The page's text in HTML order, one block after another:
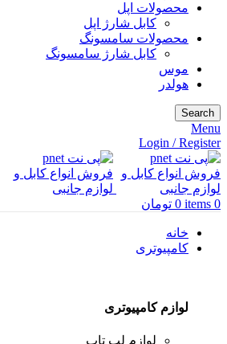
محصولات اپل
کابل شارژ اپل
محصولات سامسونگ
کابل شارژ سامسونگ
موس
هولدر
Search
Menu
Login / Register
0
items
0 تومان
خانه
کامپیوتری
لوازم کامپیوتری
لوازم لپ تاپ